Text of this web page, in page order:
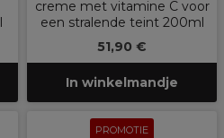
creme met vitamine C voor
een stralende teint 200ml
51,90 €
In winkelmandje
PROMOTIE